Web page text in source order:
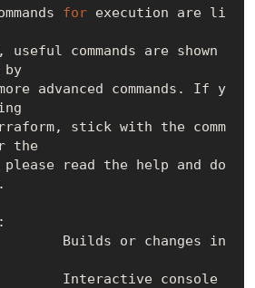
for execution are li
useful commands are shown
advanced commands. If y
stick with the comm
the
please read the help and do
    console            Interactive console